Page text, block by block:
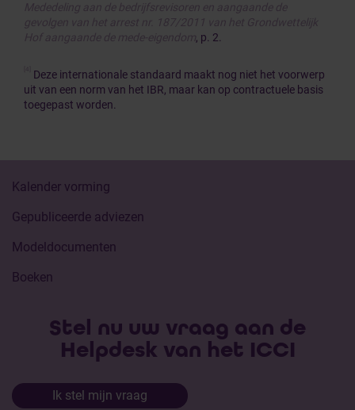
Mededeling aan de bedrijfsrevisoren en aangaande de
gevolgen van het arrest nr. 187/2011 van het Grondwettelijk
Hof aangaande de mede-eigendom, p. 2.
Deze internationale standaard maakt nog niet het voorwerp
uit van een norm van het IBR, maar kan op contractuele basis
toegepast worden.
Kalender vorming
Gepubliceerde adviezen
Modeldocumenten
Boeken
Stel nu uw vraag aan de
Helpdesk van het ICCI
Ik stel mijn vraag